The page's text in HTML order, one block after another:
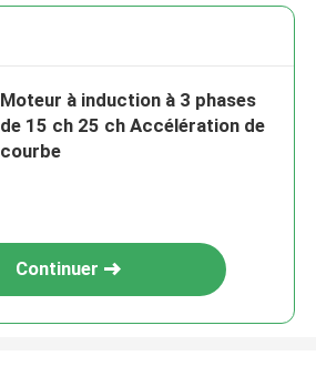
Moteur à induction à 3 phases
de 15 ch 25 ch Accélération de
courbe
Continuer